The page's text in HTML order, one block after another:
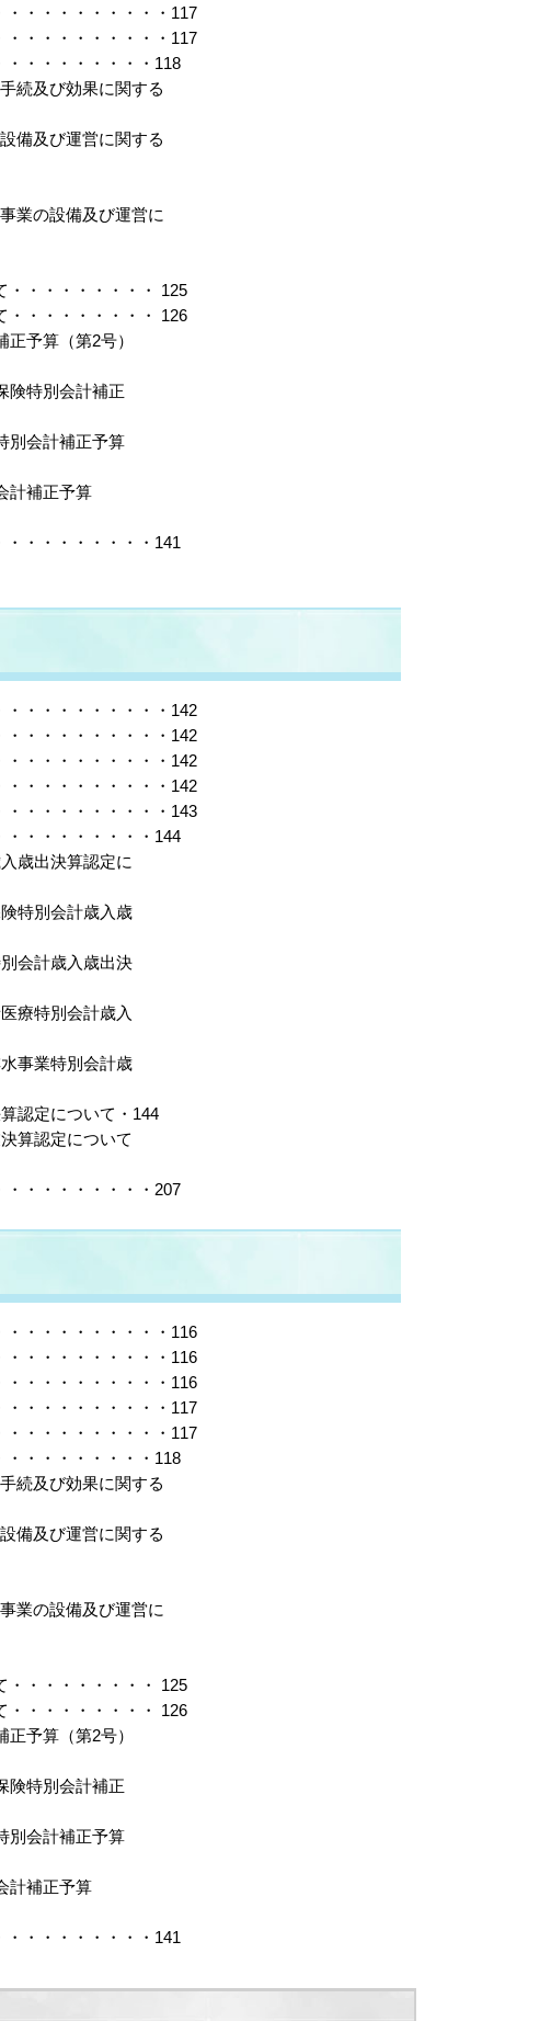
・・・・・・・・・117
・・・・・・・・・117
・・・・・・・・118
続及び効果に関する
備及び運営に関する
業の設備及び運営に
・・・・・・・・ 125
・・・・・・・・ 126
予算（第2号）
特別会計補正
別会計補正予算
計補正予算
・・・・・・・・141
・・・・・・・・・142
・・・・・・・・・142
・・・・・・・・・142
・・・・・・・・・142
・・・・・・・・・143
・・・・・・・・144
歳出決算認定に
特別会計歳入歳
会計歳入歳出決
療特別会計歳入
事業特別会計歳
認定について・144
算認定について
・・・・・・・・207
・・・・・・・・・116
・・・・・・・・・116
・・・・・・・・・116
・・・・・・・・・117
・・・・・・・・・117
・・・・・・・・118
続及び効果に関する
備及び運営に関する
業の設備及び運営に
・・・・・・・・ 125
・・・・・・・・ 126
予算（第2号）
特別会計補正
別会計補正予算
計補正予算
・・・・・・・・141